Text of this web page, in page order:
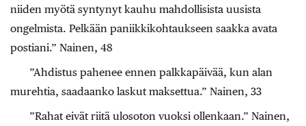
niiden myötä syntynyt kauhu mahdollisista uusista
ongelmista. Pelkään paniikkikohtaukseen saakka avata
postiani.” Nainen, 48
”Ahdistus pahenee ennen palkkapäivää, kun alan
murehtia, saadaanko laskut maksettua.” Nainen, 33
”Rahat eivät riitä ulosoton vuoksi ollenkaan.” Nainen,